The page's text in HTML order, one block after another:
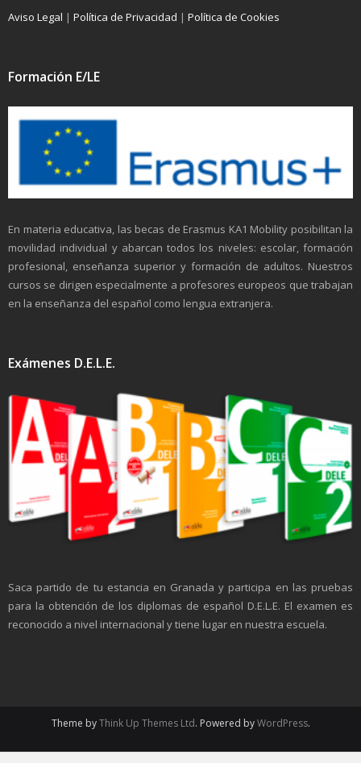
Aviso Legal | Política de Privacidad | Política de Cookies
Formación E/LE
En materia educativa, las becas de Erasmus KA1 Mobility posibilitan la
movilidad individual y abarcan todos los niveles: escolar, formación
profesional, enseñanza superior y formación de adultos. Nuestros
cursos se dirigen especialmente a profesores europeos que trabajan
en la enseñanza del español como lengua extranjera.
Exámenes D.E.L.E.
Saca partido de tu estancia en Granada y participa en las pruebas
para la obtención de los diplomas de español D.E.L.E. El examen es
reconocido a nivel internacional y tiene lugar en nuestra escuela.
Theme byThink Up Themes Ltd. Powered byWordPress.